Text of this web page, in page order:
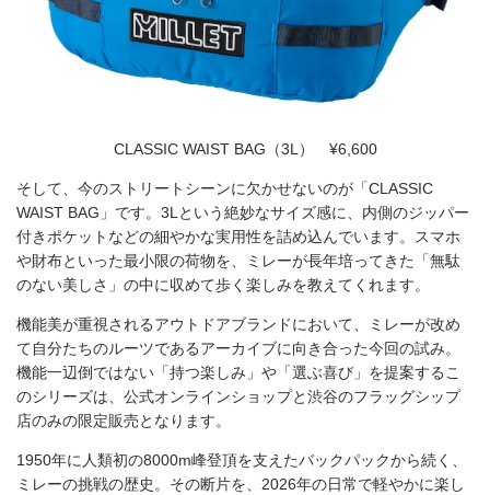
CLASSIC WAIST BAG（3L） ¥6,600
そして、今のストリートシーンに欠かせないのが「CLASSIC
WAIST BAG」です。3Lという絶妙なサイズ感に、内側のジッパー
付きポケットなどの細やかな実用性を詰め込んでいます。スマホ
や財布といった最小限の荷物を、ミレーが長年培ってきた「無駄
のない美しさ」の中に収めて歩く楽しみを教えてくれます。
機能美が重視されるアウトドアブランドにおいて、ミレーが改め
て自分たちのルーツであるアーカイブに向き合った今回の試み。
機能一辺倒ではない「持つ楽しみ」や「選ぶ喜び」を提案するこ
のシリーズは、公式オンラインショップと渋谷のフラッグシップ
店のみの限定販売となります。
1950年に人類初の8000m峰登頂を支えたバックパックから続く、
ミレーの挑戦の歴史。その断片を、2026年の日常で軽やかに楽し